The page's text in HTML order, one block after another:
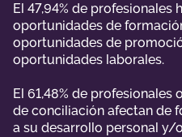
El 47,94% de profesionales
oportunidades de
oportunidades de
oportunidades laborales.
El 61,48% de
de conciliación afectan de
a su desarrollo personal y/